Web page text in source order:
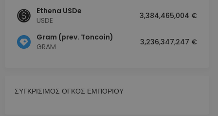
Ethena USDe
USDE
3,384,465,004 €
Gram (prev. Toncoin)
GRAM
3,236,347,247 €
ΣΥΓΚΡΙΣΙΜΟΣ ΟΓΚΟΣ ΕΜΠΟΡΙΟΥ